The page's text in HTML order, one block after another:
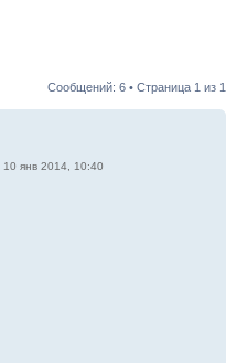
Сообщений: 6 • Страница 1 из 1
10 янв 2014, 10:40